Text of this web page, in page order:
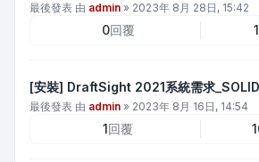
最後發表 由 admin » 2023年 8月 28日, 15:42
0回覆
[安裝] DraftSight 2021系統需求
最後發表 由 admin » 2023年 8月 16日, 14:54
1回覆